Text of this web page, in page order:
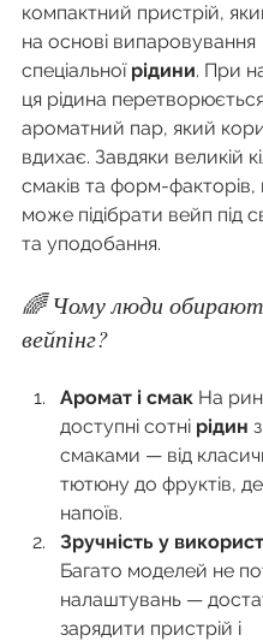
компактний пристрій,
на основі випаровування
спеціальної рідини. При
ця рідина
ароматний пар, який
вдихає. Завдяки великій
смаків та форм-
може підібрати вейп під
та уподобання.
🌈 Чому люди
вейпінг?
Аромат і смак На
доступні сотні рідин
смаками — від
тютюну до фруктів,
напоїв.
Зручність у
Багато моделей не
налаштувань —
зарядити пристрій і